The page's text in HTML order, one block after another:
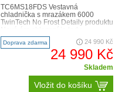
TC6MS18FDS Vestavná
chladnička s mrazákem 6000
TwinTech No Frost Detaily produktu
Představujeme vám naši
chladničku s ..
Doprava zdarma 24 990 Kč
24 990 Kč
Skladem
Vložit do košíku